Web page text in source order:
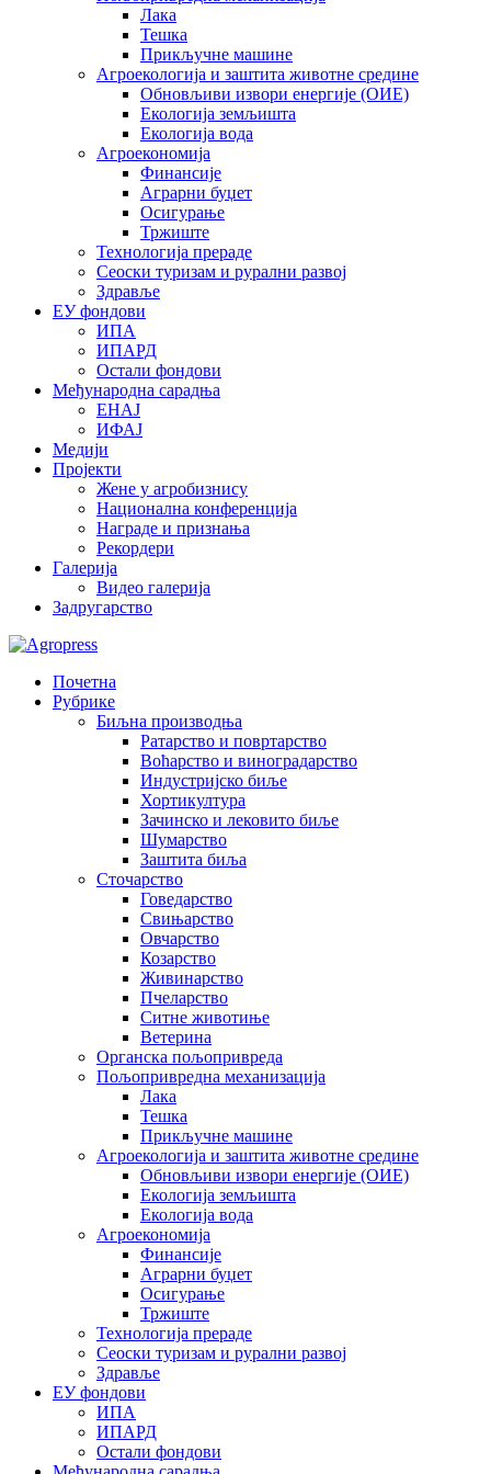
Лака
Тешка
Прикључне машине
Агроекологија и заштита животне средине
Обновљиви извори енергије (ОИЕ)
Екологија земљишта
Екологија вода
Агроекономија
Финансије
Аграрни буџет
Осигурање
Тржиште
Технологија прераде
Сеоски туризам и рурални развој
Здравље
ЕУ фондови
ИПА
ИПАРД
Остали фондови
Међународна сарадња
ЕНАЈ
ИФАЈ
Медији
Пројекти
Жене у агробизнису
Национална конференција
Награде и признања
Рекордери
Галерија
Видео галерија
Задругарство
Почетна
Рубрике
Биљна производња
Ратарство и повртарство
Воћарство и виноградарство
Индустријско биље
Хортикултура
Зачинско и лековито биље
Шумарство
Заштита биља
Сточарство
Говедарство
Свињарство
Овчарство
Козарство
Живинарство
Пчеларство
Ситне животиње
Ветерина
Органска пољопривреда
Пољопривредна механизација
Лака
Тешка
Прикључне машине
Агроекологија и заштита животне средине
Обновљиви извори енергије (ОИЕ)
Екологија земљишта
Екологија вода
Агроекономија
Финансије
Аграрни буџет
Осигурање
Тржиште
Технологија прераде
Сеоски туризам и рурални развој
Здравље
ЕУ фондови
ИПА
ИПАРД
Остали фондови